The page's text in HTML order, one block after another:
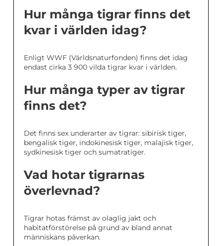
Hur många tigrar finns det
kvar i världen idag?
Enligt WWF (Världsnaturfonden) finns det idag
endast cirka 3 900 vilda tigrar kvar i världen.
Hur många typer av tigrar
finns det?
Det finns sex underarter av tigrar: sibirisk tiger,
bengalisk tiger, indokinesisk tiger, malajisk tiger,
sydkinesisk tiger och sumatratiger.
Vad hotar tigrarnas
överlevnad?
Tigrar hotas främst av olaglig jakt och
habitatförstörelse på grund av bland annat
människans påverkan.